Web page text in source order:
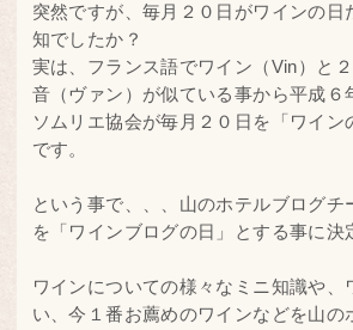
突然ですが、毎月２０日がワインの日
知でしたか？
実は、フランス語でワイン（Vin）と
音（ヴァン）が似ている事から平成６
ソムリエ協会が毎月２０日を「ワイン
です。
という事で、、、山のホテルブログチ
を「ワインブログの日」とする事に決
ワインについての様々なミニ知識や、
い、今１番お薦めのワインなどを山の